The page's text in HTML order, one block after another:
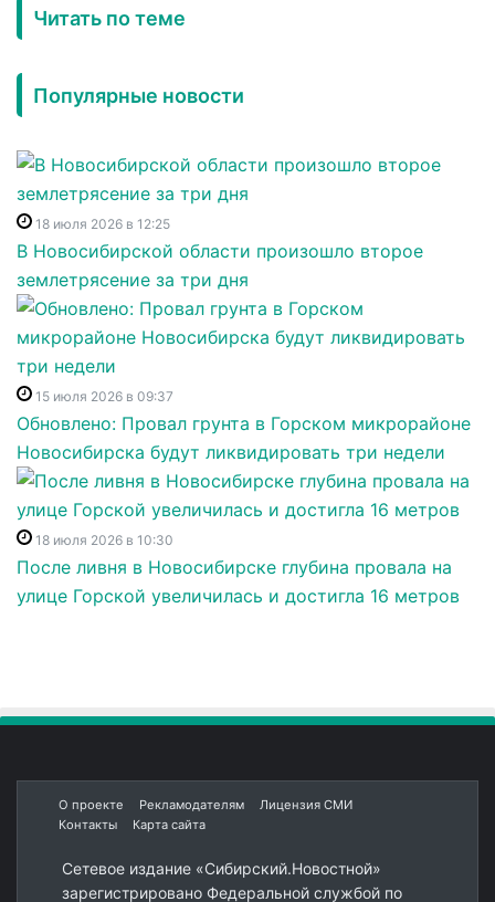
Читать по теме
Популярные новости
18 июля 2026 в 12:25
В Новосибирской области произошло второе
землетрясение за три дня
15 июля 2026 в 09:37
Обновлено: Провал грунта в Горском микрорайоне
Новосибирска будут ликвидировать три недели
18 июля 2026 в 10:30
После ливня в Новосибирске глубина провала на
улице Горской увеличилась и достигла 16 метров
О проекте Рекламодателям
Лицензия СМИ
Контакты
Карта сайта
Сетевое издание «Сибирский.Новостной»
зарегистрировано Федеральной службой по